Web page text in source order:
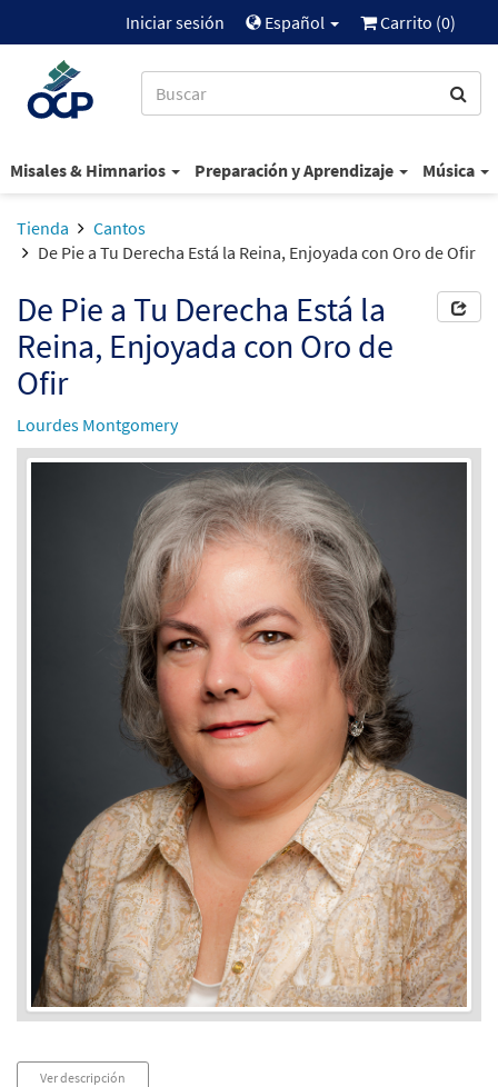
Iniciar sesión Español Carrito (0)
Misales & Himnarios Preparación y Aprendizaje Música
Tienda
Cantos
De Pie a Tu Derecha Está la Reina, Enjoyada con Oro de Ofir
De Pie a Tu Derecha Está la
Reina, Enjoyada con Oro de
Ofir
Lourdes Montgomery
Ver descripción